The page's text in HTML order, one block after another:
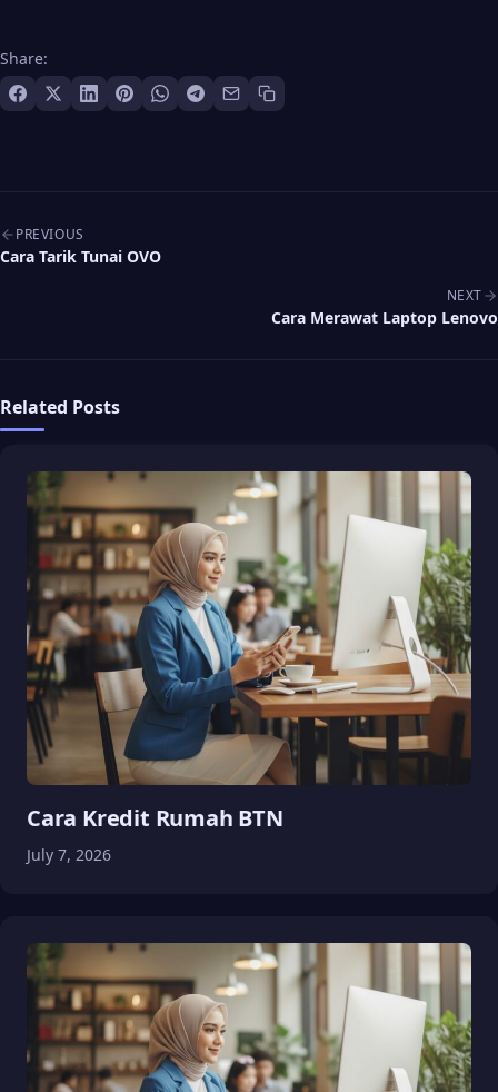
Share:
Post navigation
PREVIOUS
Cara Tarik Tunai OVO
NEXT
Cara Merawat Laptop Lenovo
Related Posts
Cara Kredit Rumah BTN
July 7, 2026